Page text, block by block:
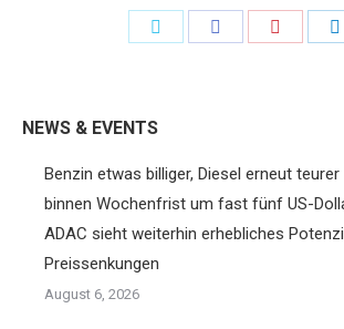
NEWS & EVENTS
Benzin etwas billiger, Diesel erneut
binnen Wochenfrist um fast fünf US-
ADAC sieht weiterhin erhebliches
Preissenkungen
August 6, 2026